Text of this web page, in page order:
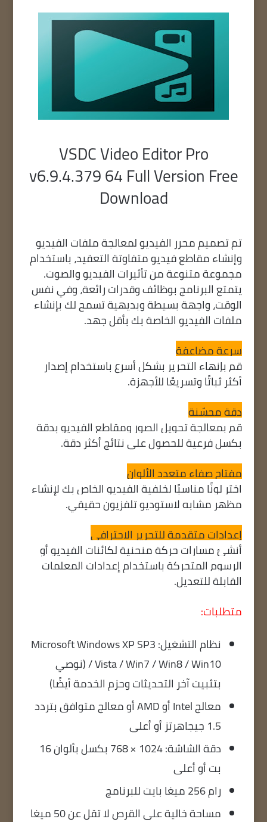
VSDC Video Editor Pro
v6.9.4.379 64 Full Version Free
Download
تم تصميم محرر الفيديو لمعالجة ملفات الفيديو
وإنشاء مقاطع فيديو متفاوتة التعقيد، باستخدام
مجموعة متنوعة من تأثيرات الفيديو والصوت.
يتمتع البرنامج بوظائف وقدرات رائعة، وفي نفس
الوقت، واجهة بسيطة وبديهية تسمح لك بإنشاء
ملفات الفيديو الخاصة بك بأقل جهد.
سرعة مضاعفة
قم بإنهاء التحرير بشكل أسرع باستخدام إصدار
أكثر ثباتًا وتسريعًا للأجهزة.
دقة محسّنة
قم بمعالجة تحويل الصور ومقاطع الفيديو بدقة
بكسل فرعية للحصول على نتائج أكثر دقة.
مفتاح صفاء متعدد الألوان
اختر لونًا مناسبًا لخلفية الفيديو الخاص بك لإنشاء
مظهر مشابه لاستوديو تلفزيون حقيقي.
إعدادات متقدمة للتحرير الاحترافي
أنشئ مسارات حركة منحنية لكائنات الفيديو أو
الرسوم المتحركة باستخدام إعدادات المعلمات
القابلة للتعديل.
متطلبات:
نظام التشغيل: Microsoft Windows XP SP3
/ Vista / Win7 / Win8 / Win10 (نوصي
بتثبيت آخر التحديثات وحزم الخدمة أيضًا)
معالج Intel أو AMD أو معالج متوافق بتردد
1.5 جيجاهرتز أو أعلى
دقة الشاشة: 1024 × 768 بكسل بألوان 16
بت أو أعلى
رام 256 ميغا بايت للبرنامج
مساحة خالية على القرص لا تقل عن 50 ميغا